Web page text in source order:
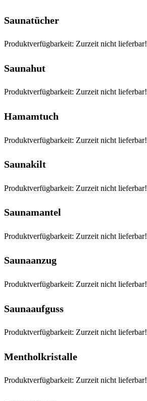
Saunatücher
Produktverfügbarkeit: Zurzeit nicht lieferbar!
Saunahut
Produktverfügbarkeit: Zurzeit nicht lieferbar!
Hamamtuch
Produktverfügbarkeit: Zurzeit nicht lieferbar!
Saunakilt
Produktverfügbarkeit: Zurzeit nicht lieferbar!
Saunamantel
Produktverfügbarkeit: Zurzeit nicht lieferbar!
Saunaanzug
Produktverfügbarkeit: Zurzeit nicht lieferbar!
Saunaaufguss
Produktverfügbarkeit: Zurzeit nicht lieferbar!
Mentholkristalle
Produktverfügbarkeit: Zurzeit nicht lieferbar!